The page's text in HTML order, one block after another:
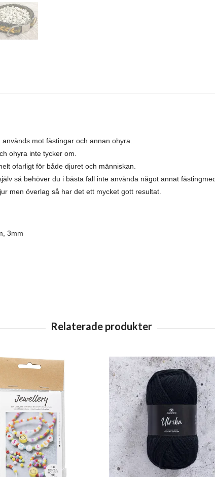
mot fästingar och annan ohyra.
ohyra inte tycker om.
ofarligt för både djuret och människan.
så behöver du i bästa fall inte använda något annat
men överlag så har det ett mycket gott resultat.
3mm